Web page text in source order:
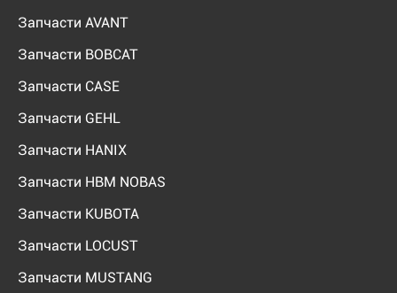
Запчасти AVANT
Запчасти BOBCAT
Запчасти CASE
Запчасти GEHL
Запчасти HANIX
Запчасти HBM NOBAS
Запчасти KUBOTA
Запчасти LOCUST
Запчасти MUSTANG